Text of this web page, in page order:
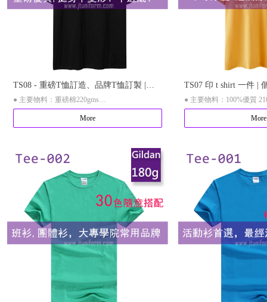
TS08 - 重磅T恤訂造、品牌T恤訂製 |
220gms 厚磅高檔T恤、香港印tee公司
● 主要物料：重磅棉220gms
● 可選印刷：彩色印刷，繡花，絲網印刷
More
TS07 印 t shirt 一件 |
小批量訂製 | Jt
● 主要物料：100%優質
● 現款顏色：12色選擇
● 可選印刷：數碼印刷、
More